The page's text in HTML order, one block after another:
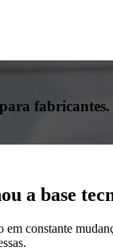
fabricantes.
a base
constante